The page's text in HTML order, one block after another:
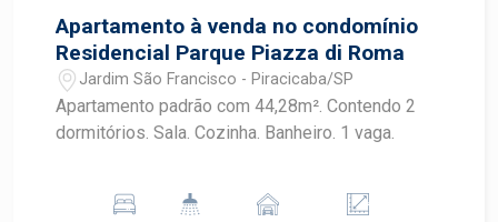
Apartamento à venda no condomínio
Residencial Parque Piazza di Roma
Jardim São Francisco - Piracicaba/SP
Apartamento padrão com 44,28m². Contendo 2
dormitórios. Sala. Cozinha. Banheiro. 1 vaga.